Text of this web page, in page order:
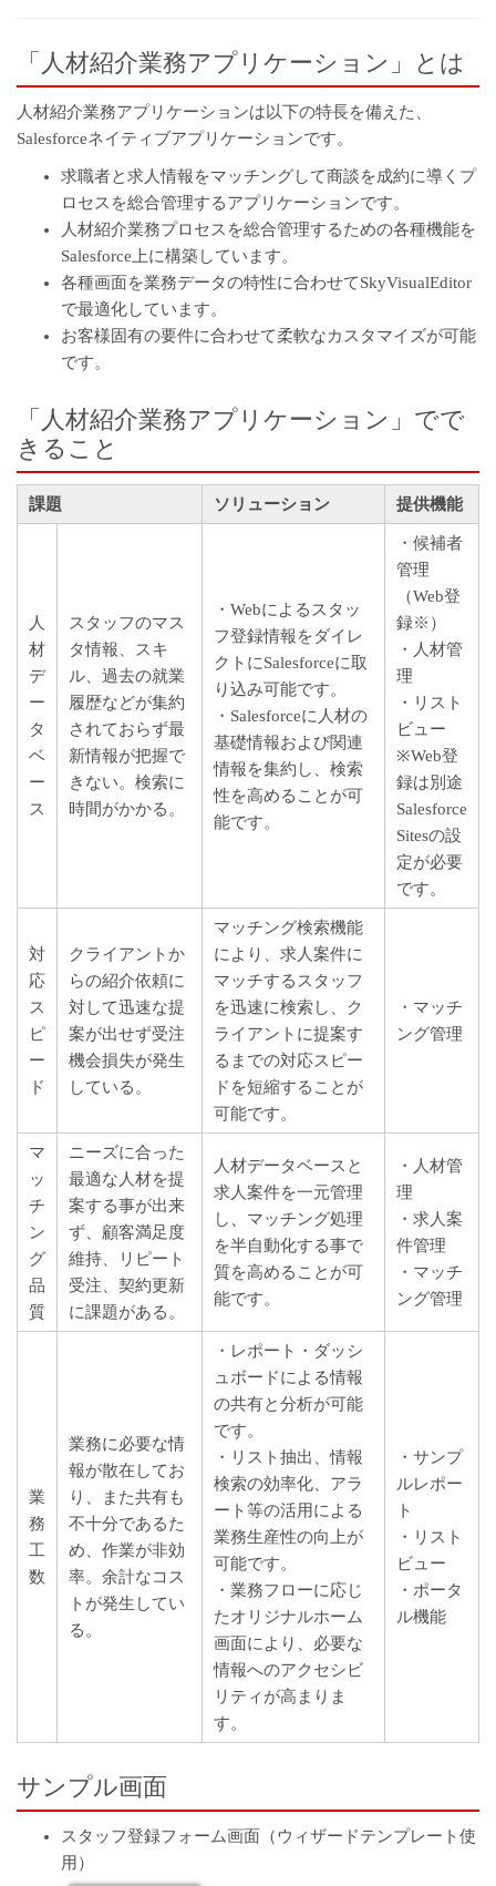
「人材紹介業務アプリケーション」とは
人材紹介業務アプリケーションは以下の特長を備えた、
Salesforceネイティブアプリケーションです。
求職者と求人情報をマッチングして商談を成約に導くプ
ロセスを総合管理するアプリケーションです。
人材紹介業務プロセスを総合管理するための各種機能を
Salesforce上に構築しています。
各種画面を業務データの特性に合わせてSkyVisualEditor
で最適化しています。
お客様固有の要件に合わせて柔軟なカスタマイズが可能
です。
「人材紹介業務アプリケーション」でで
きること
課題 ソリューション 提供機能
人
材
デ
ー
タ
ベ
ー
ス
スタッフのマス
タ情報、スキ
ル、過去の就業
履歴などが集約
されておらず最
新情報が把握で
きない。検索に
時間がかかる。
・Webによるスタッ
フ登録情報をダイレ
クトにSalesforceに取
り込み可能です。
・Salesforceに人材の
基礎情報および関連
情報を集約し、検索
性を高めることが可
能です。
・候補者
管理
（Web登
録※）
・人材管
理
・リスト
ビュー
※Web登
録は別途
Salesforce
Sitesの設
定が必要
です。
対
応
ス
ピ
ー
ド
クライアントか
らの紹介依頼に
対して迅速な提
案が出せず受注
機会損失が発生
している。
マッチング検索機能
により、求人案件に
マッチするスタッフ
を迅速に検索し、ク
ライアントに提案す
るまでの対応スピー
ドを短縮することが
可能です。
・マッチ
ング管理
マ
ッ
チ
ン
グ
品
質
ニーズに合った
最適な人材を提
案する事が出来
ず、顧客満足度
維持、リピート
受注、契約更新
に課題がある。
人材データベースと
求人案件を一元管理
し、マッチング処理
を半自動化する事で
質を高めることが可
能です。
・人材管
理
・求人案
件管理
・マッチ
ング管理
業
務
工
数
業務に必要な情
報が散在してお
り、また共有も
不十分であるた
め、作業が非効
率。余計なコス
トが発生してい
る。
・レポート・ダッシ
ュボードによる情報
の共有と分析が可能
です。
・リスト抽出、情報
検索の効率化、アラ
ート等の活用による
業務生産性の向上が
可能です。
・業務フローに応じ
たオリジナルホーム
画面により、必要な
情報へのアクセシビ
リティが高まりま
す。
・サンプ
ルレポー
ト
・リスト
ビュー
・ポータ
ル機能
サンプル画面
スタッフ登録フォーム画面（ウィザードテンプレート使
用）